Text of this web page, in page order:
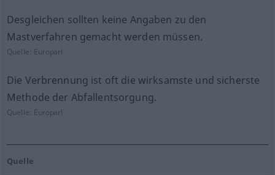
Desgleichen sollten keine Angaben zu den
Mastverfahren gemacht werden müssen.
Quelle: Europarl
Die Verbrennung ist oft die wirksamste und sicherste
Methode der Abfallentsorgung.
Quelle: Europarl
Quelle